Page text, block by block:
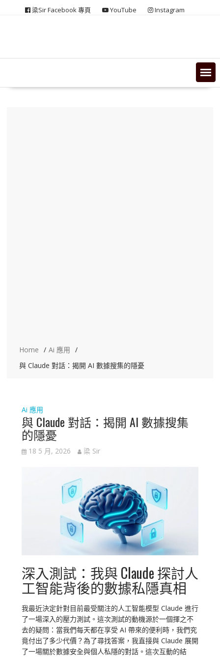
梁Sir Facebook 專頁 YouTube Instagram
Home
Ai 應用
與 Claude 對話：揭開 AI 數據搜集的隱憂
Ai 應用
與 Claude 對話：揭開 AI 數據搜集
的隱憂
18 5 月, 2026 梁 Sir
深入測試：我與 Claude 探討人
工智能背後的數據私隱真相
我最近決定針對目前最受關注的人工智能模型 Claude 進行
了一場深入的壓力測試。這次測試的動機源於一個揮之不
去的疑問：當我們每天都在享受 AI 帶來的便利時，我們究
竟付出了多少代價？為了尋找答案，我直接與 Claude 展開
了一場關於數據安全與個人私隱的對話。這次互動的結